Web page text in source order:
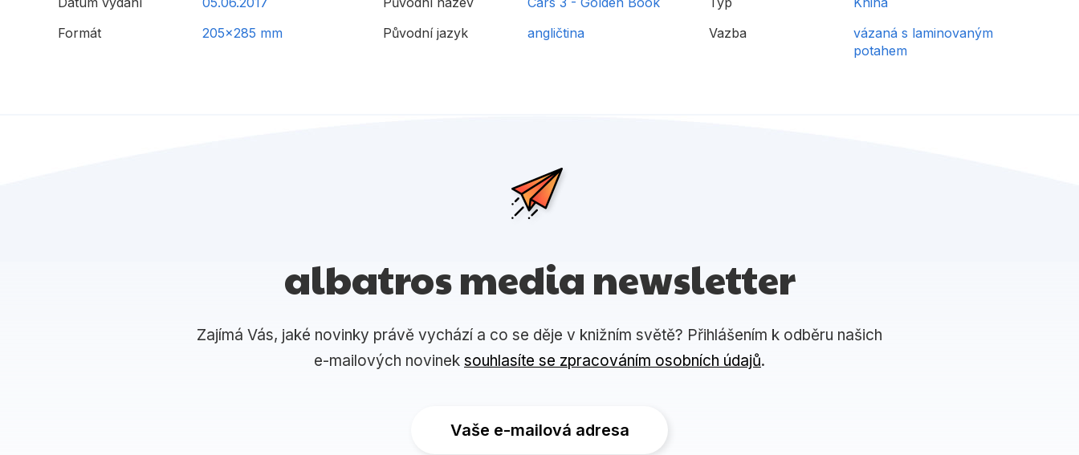
Formát
205x285 mm
Původní jazyk
angličtina
Vazba
vázaná s laminovaným
potahem
albatros media newsletter
Zajímá Vás, jaké novinky právě vychází a co se děje v knižním světě? Přihlášením k odběru našich
e-mailových novinek souhlasíte se zpracováním osobních údajů.
Vaše e-mailová adresa